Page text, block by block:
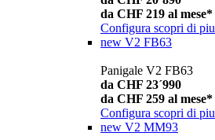
da CHF 219 al mese*
Configura scopri di piu
new V2 FB63
Panigale V2 FB63
da CHF 23´990
da CHF 259 al mese*
Configura scopri di piu
new V2 MM93